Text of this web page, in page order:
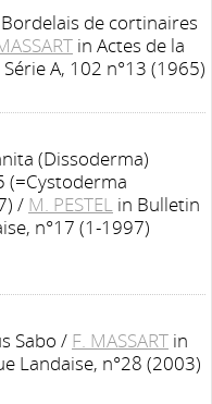
de cortinaires
in Actes de la
A, 102 n°13 (1965)
(Dissoderma)
(=Cystoderma
/ M. PESTEL in Bulletin
n°17 (1-1997)
Sabo / F. MASSART in
Landaise, n°28 (2003)